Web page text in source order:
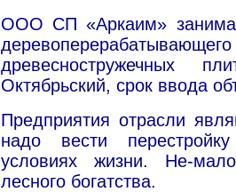
ООО СП «Аркаим»
древесностружечных
Октябрьский, срок ввода
Предприятия отрасли
надо вести
условиях жизни. Не-
лесного богатства.